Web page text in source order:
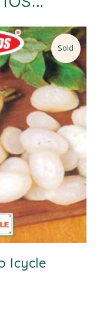
Sold
Icycle